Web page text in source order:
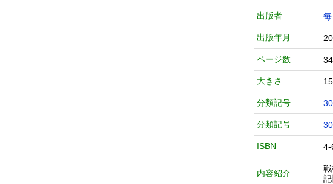
出版者
出版年月
ページ数
大きさ
分類記号
分類記号
ISBN 4-
内容紹介